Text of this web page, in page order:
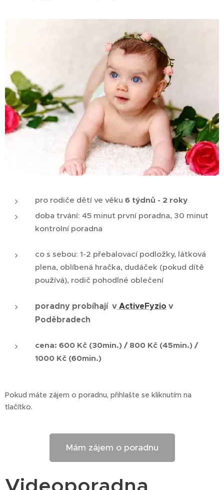
pro rodiče dětí ve věku 6 týdnů - 2 roky
doba trvání: 45 minut první poradna, 30 minut
kontrolní poradna
co s sebou: 1-2 přebalovací podložky, látková
plena, oblíbená hračka, dudáček (pokud dítě
používá), rodič pohodlné oblečení
poradny probíhají vActiveFyzio v
Poděbradech
cena: 600 Kč (30min.) / 800 Kč (45min.) /
1000 Kč (60min.)
Pokud máte zájem o poradnu, přihlašte se kliknutím na
tlačítko.
Mám zájem o poradnu